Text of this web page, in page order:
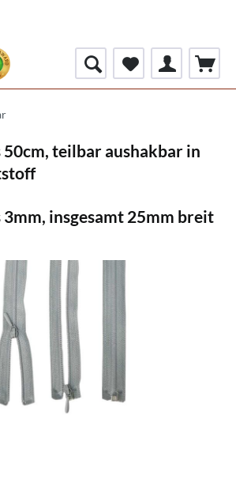
teilbar aushakbar in
insgesamt 25mm breit